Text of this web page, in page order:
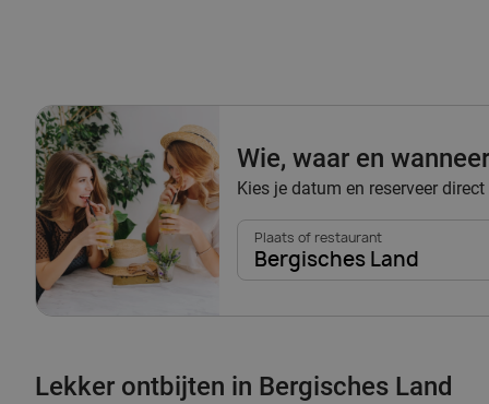
Wie, waar en
Kies je datum en reserveer
Plaats of restaurant
Bergisches Land
Lekker ontbijten in Bergisches Land